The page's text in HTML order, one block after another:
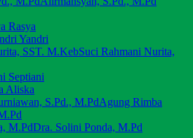
Rasya
Yandri
Suci Rahmani Nurita,
Septiani
Aliska
Agung Rimba
Dra. Solini Ponda, M.Pd